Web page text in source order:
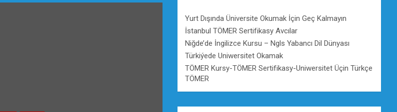
Yurt Dışında Üniversite Okumak İçin Geç Kalmayın
İstanbul TÖMER Sertifikasy Avcılar
Niğde’de İngilizce Kursu – Ngls Yabancı Dil Dünyası
Türkiýede Uniwersitet Okamak
TÖMER Kursy-TÖMER Sertifikasy-Uniwersitet Üçin Türkçe
TÖMER